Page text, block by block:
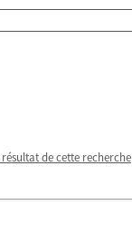
de cette recherche